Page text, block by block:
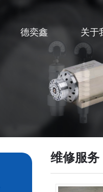
德奕鑫 关于
维修服务